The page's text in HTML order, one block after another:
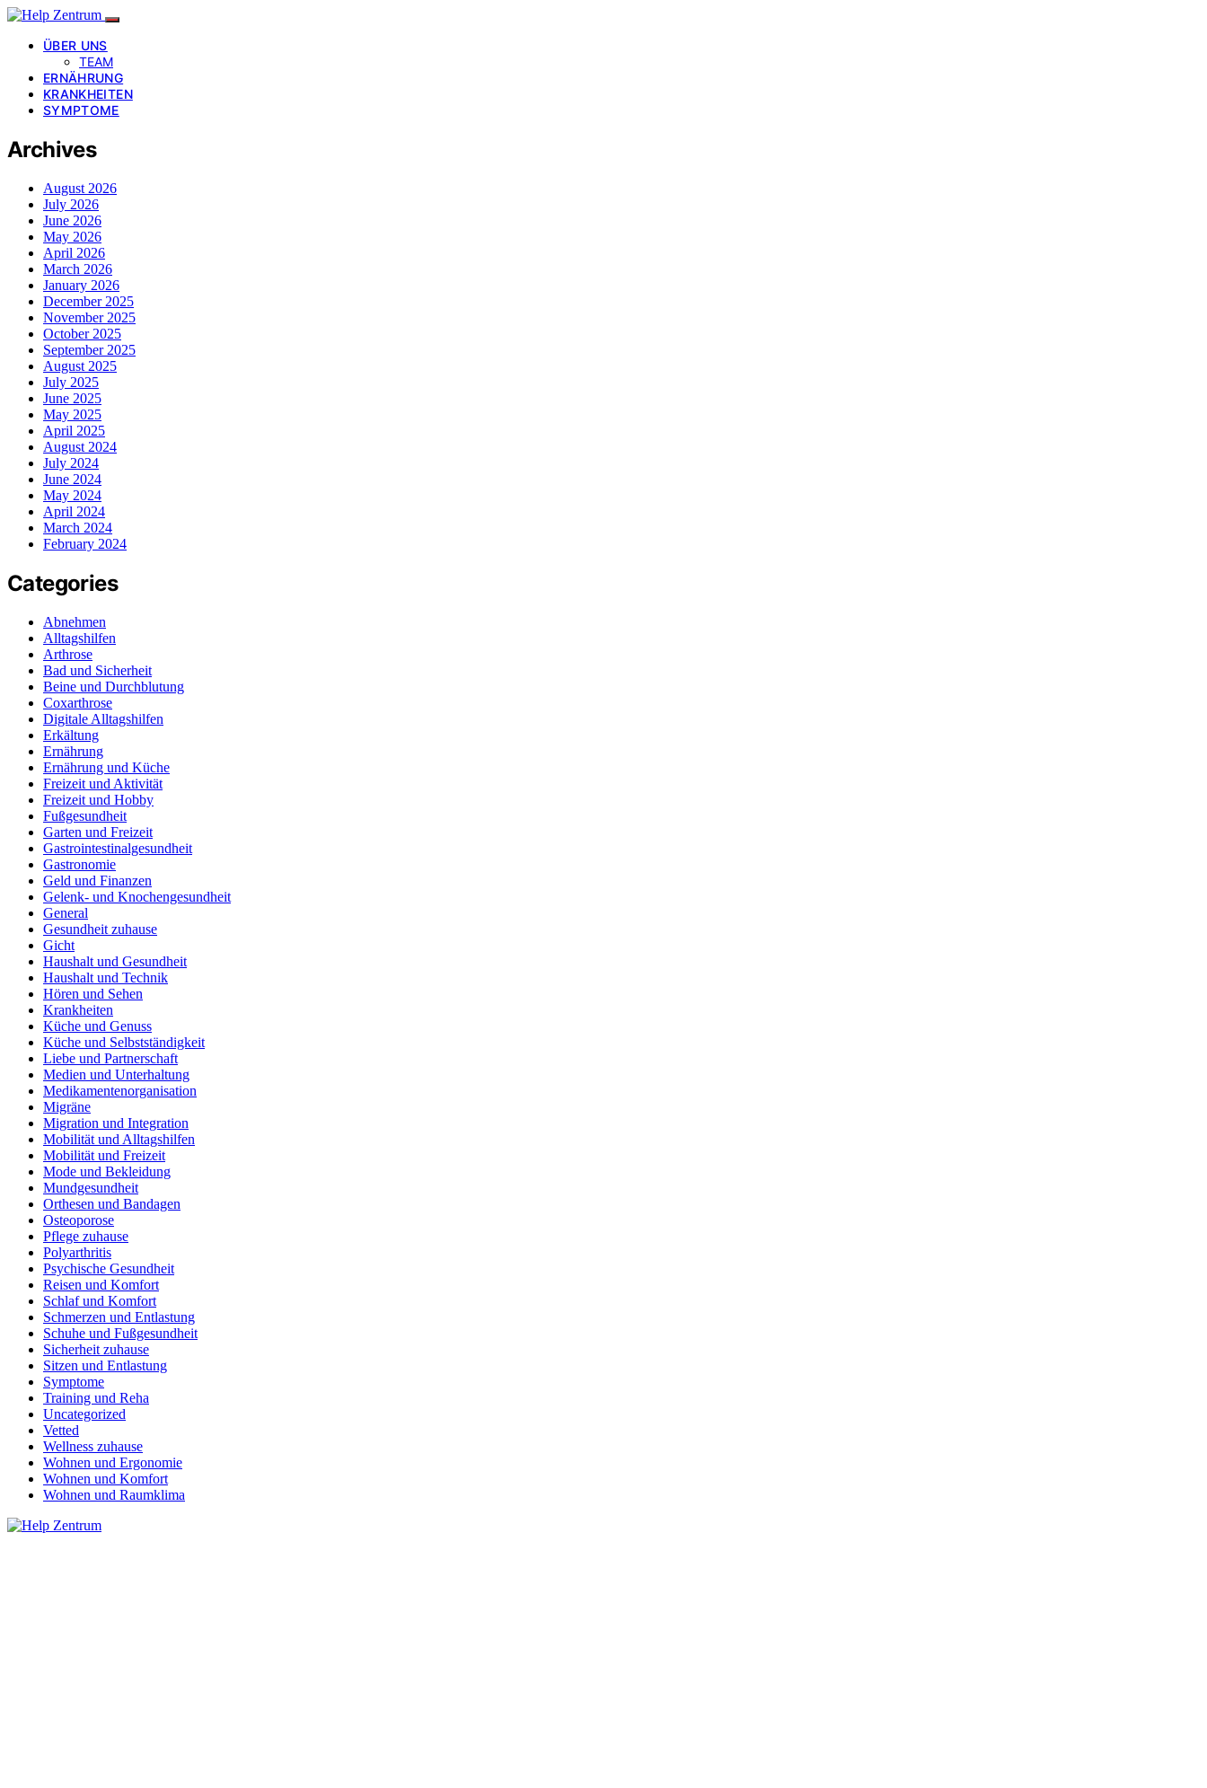
ÜBER UNS
TEAM
ERNÄHRUNG
KRANKHEITEN
SYMPTOME
Archives
August 2026
July 2026
June 2026
May 2026
April 2026
March 2026
January 2026
December 2025
November 2025
October 2025
September 2025
August 2025
July 2025
June 2025
May 2025
April 2025
August 2024
July 2024
June 2024
May 2024
April 2024
March 2024
February 2024
Categories
Abnehmen
Alltagshilfen
Arthrose
Bad und Sicherheit
Beine und Durchblutung
Coxarthrose
Digitale Alltagshilfen
Erkältung
Ernährung
Ernährung und Küche
Freizeit und Aktivität
Freizeit und Hobby
Fußgesundheit
Garten und Freizeit
Gastrointestinalgesundheit
Gastronomie
Geld und Finanzen
Gelenk- und Knochengesundheit
General
Gesundheit zuhause
Gicht
Haushalt und Gesundheit
Haushalt und Technik
Hören und Sehen
Krankheiten
Küche und Genuss
Küche und Selbstständigkeit
Liebe und Partnerschaft
Medien und Unterhaltung
Medikamentenorganisation
Migräne
Migration und Integration
Mobilität und Alltagshilfen
Mobilität und Freizeit
Mode und Bekleidung
Mundgesundheit
Orthesen und Bandagen
Osteoporose
Pflege zuhause
Polyarthritis
Psychische Gesundheit
Reisen und Komfort
Schlaf und Komfort
Schmerzen und Entlastung
Schuhe und Fußgesundheit
Sicherheit zuhause
Sitzen und Entlastung
Symptome
Training und Reha
Uncategorized
Vetted
Wellness zuhause
Wohnen und Ergonomie
Wohnen und Komfort
Wohnen und Raumklima